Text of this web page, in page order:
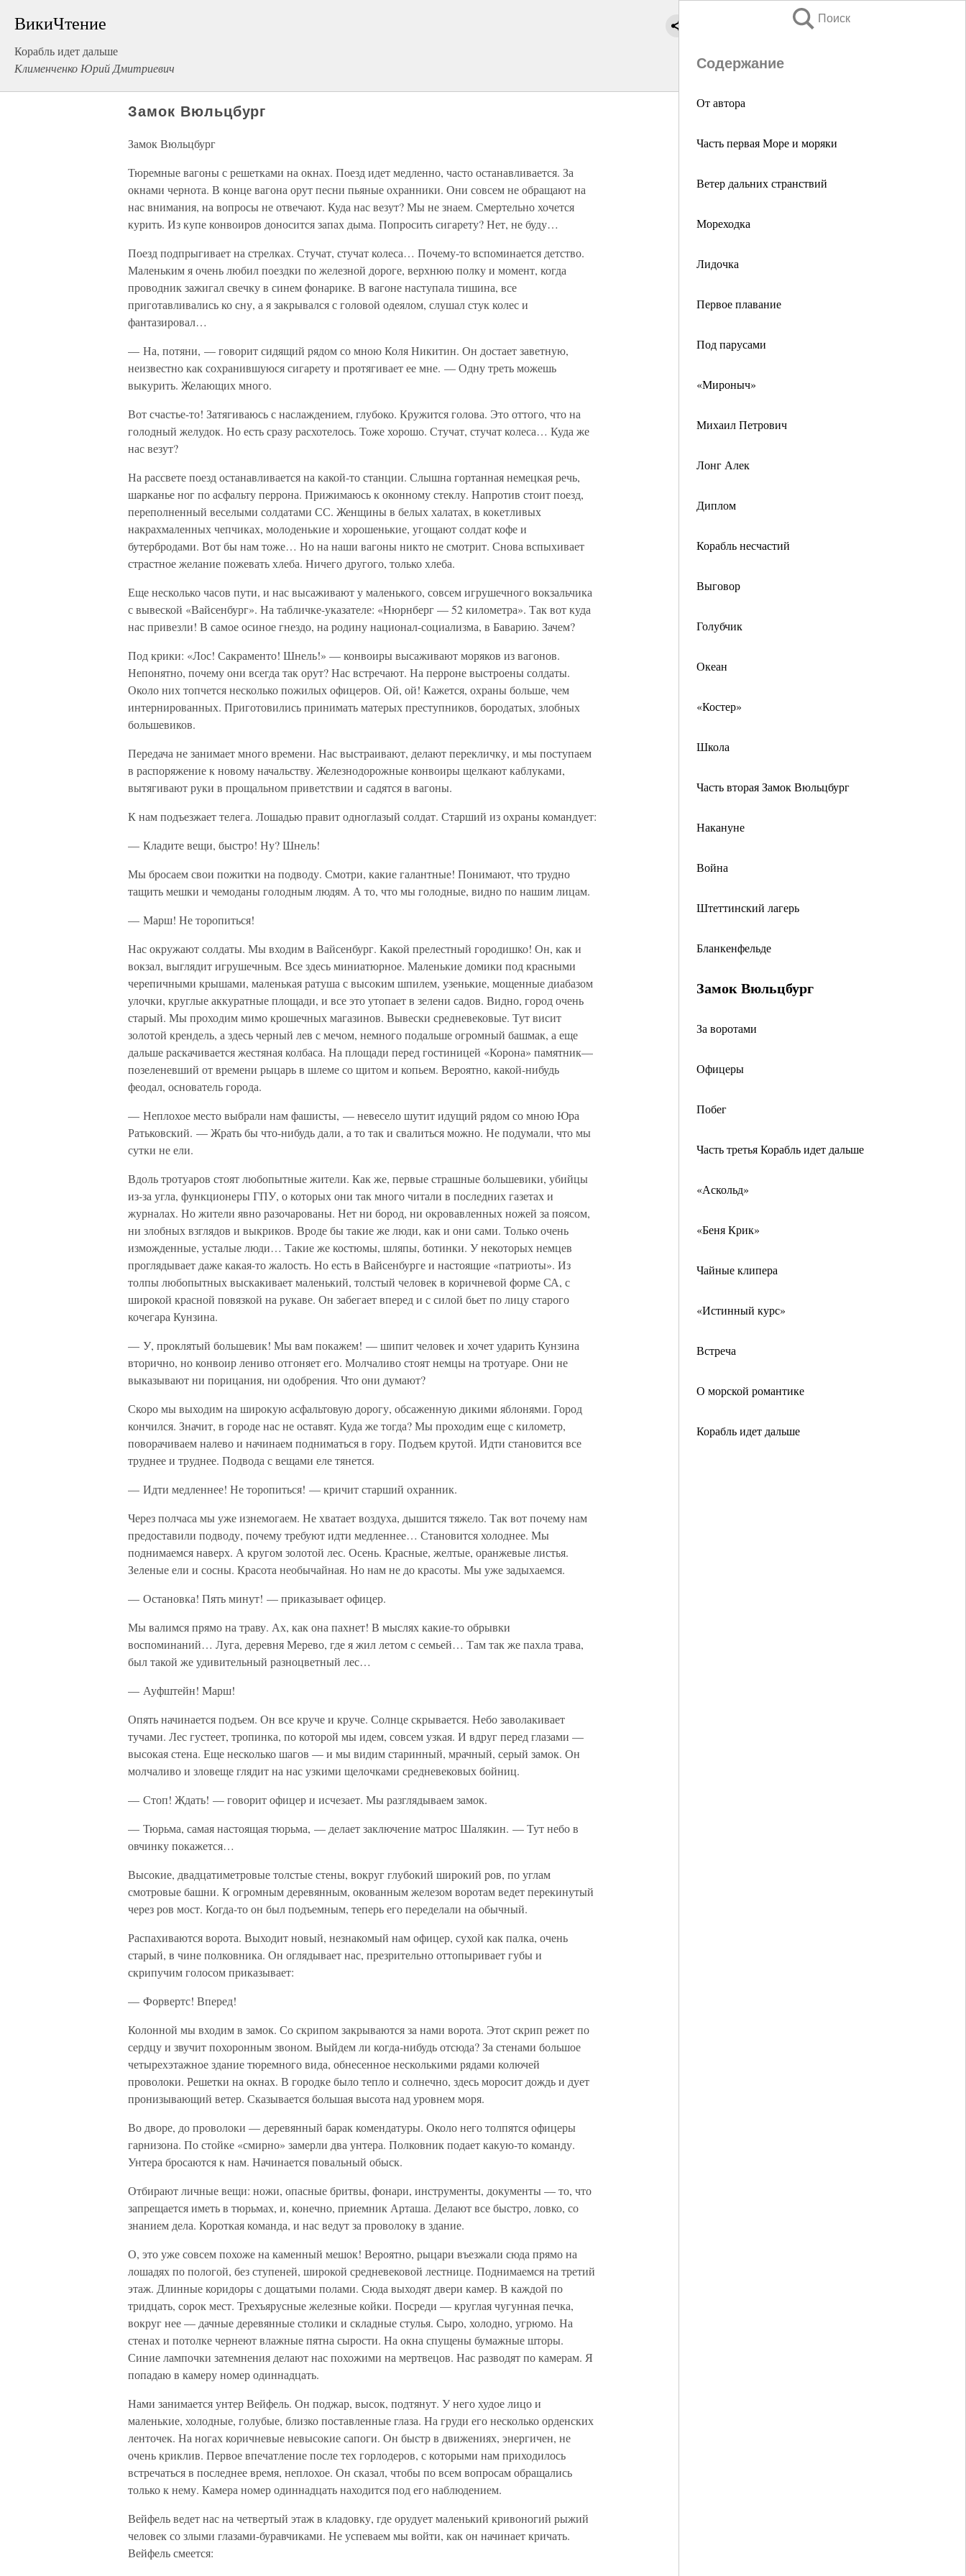
ВикиЧтение
Корабль идет дальше
Клименченко Юрий Дмитриевич
Поиск
Содержание
От автора
Часть первая Море и моряки
Ветер дальних странствий
Мореходка
Лидочка
Первое плавание
Под парусами
«Мироныч»
Михаил Петрович
Лонг Алек
Диплом
Корабль несчастий
Выговор
Голубчик
Океан
«Костер»
Школа
Часть вторая Замок Вюльцбург
Накануне
Война
Штеттинский лагерь
Бланкенфельде
Замок Вюльцбург
За воротами
Офицеры
Побег
Часть третья Корабль идет дальше
«Аскольд»
«Беня Крик»
Чайные клипера
«Истинный курс»
Встреча
О морской романтике
Корабль идет дальше
Замок Вюльцбург
Замок Вюльцбург
Тюремные вагоны с решетками на окнах. Поезд идет медленно, часто останавливается. За
окнами чернота. В конце вагона орут песни пьяные охранники. Они совсем не обращают на
нас внимания, на вопросы не отвечают. Куда нас везут? Мы не знаем. Смертельно хочется
курить. Из купе конвоиров доносится запах дыма. Попросить сигарету? Нет, не буду…
Поезд подпрыгивает на стрелках. Стучат, стучат колеса… Почему-то вспоминается детство.
Маленьким я очень любил поездки по железной дороге, верхнюю полку и момент, когда
проводник зажигал свечку в синем фонарике. В вагоне наступала тишина, все
приготавливались ко сну, а я закрывался с головой одеялом, слушал стук колес и
фантазировал…
— На, потяни, — говорит сидящий рядом со мною Коля Никитин. Он достает заветную,
неизвестно как сохранившуюся сигарету и протягивает ее мне. — Одну треть можешь
выкурить. Желающих много.
Вот счастье-то! Затягиваюсь с наслаждением, глубоко. Кружится голова. Это оттого, что на
голодный желудок. Но есть сразу расхотелось. Тоже хорошо. Стучат, стучат колеса… Куда же
нас везут?
На рассвете поезд останавливается на какой-то станции. Слышна гортанная немецкая речь,
шарканье ног по асфальту перрона. Прижимаюсь к оконному стеклу. Напротив стоит поезд,
переполненный веселыми солдатами СС. Женщины в белых халатах, в кокетливых
накрахмаленных чепчиках, молоденькие и хорошенькие, угощают солдат кофе и
бутербродами. Вот бы нам тоже… Но на наши вагоны никто не смотрит. Снова вспыхивает
страстное желание пожевать хлеба. Ничего другого, только хлеба.
Еще несколько часов пути, и нас высаживают у маленького, совсем игрушечного вокзальчика
с вывеской «Вайсенбург». На табличке-указателе: «Нюрнберг — 52 километра». Так вот куда
нас привезли! В самое осиное гнездо, на родину национал-социализма, в Баварию. Зачем?
Под крики: «Лос! Сакраменто! Шнель!» — конвоиры высаживают моряков из вагонов.
Непонятно, почему они всегда так орут? Нас встречают. На перроне выстроены солдаты.
Около них топчется несколько пожилых офицеров. Ой, ой! Кажется, охраны больше, чем
интернированных. Приготовились принимать матерых преступников, бородатых, злобных
большевиков.
Передача не занимает много времени. Нас выстраивают, делают перекличку, и мы поступаем
в распоряжение к новому начальству. Железнодорожные конвоиры щелкают каблуками,
вытягивают руки в прощальном приветствии и садятся в вагоны.
К нам подъезжает телега. Лошадью правит одноглазый солдат. Старший из охраны командует:
— Кладите вещи, быстро! Ну? Шнель!
Мы бросаем свои пожитки на подводу. Смотри, какие галантные! Понимают, что трудно
тащить мешки и чемоданы голодным людям. А то, что мы голодные, видно по нашим лицам.
— Марш! Не торопиться!
Нас окружают солдаты. Мы входим в Вайсенбург. Какой прелестный городишко! Он, как и
вокзал, выглядит игрушечным. Все здесь миниатюрное. Маленькие домики под красными
черепичными крышами, маленькая ратуша с высоким шпилем, узенькие, мощенные диабазом
улочки, круглые аккуратные площади, и все это утопает в зелени садов. Видно, город очень
старый. Мы проходим мимо крошечных магазинов. Вывески средневековые. Тут висит
золотой крендель, а здесь черный лев с мечом, немного подальше огромный башмак, а еще
дальше раскачивается жестяная колбаса. На площади перед гостиницей «Корона» памятник—
позеленевший от времени рыцарь в шлеме со щитом и копьем. Вероятно, какой-нибудь
феодал, основатель города.
— Неплохое место выбрали нам фашисты, — невесело шутит идущий рядом со мною Юра
Ратьковский. — Жрать бы что-нибудь дали, а то так и свалиться можно. Не подумали, что мы
сутки не ели.
Вдоль тротуаров стоят любопытные жители. Как же, первые страшные большевики, убийцы
из-за угла, функционеры ГПУ, о которых они так много читали в последних газетах и
журналах. Но жители явно разочарованы. Нет ни бород, ни окровавленных ножей за поясом,
ни злобных взглядов и выкриков. Вроде бы такие же люди, как и они сами. Только очень
изможденные, усталые люди… Такие же костюмы, шляпы, ботинки. У некоторых немцев
проглядывает даже какая-то жалость. Но есть в Вайсенбурге и настоящие «патриоты». Из
толпы любопытных выскакивает маленький, толстый человек в коричневой форме СА, с
широкой красной повязкой на рукаве. Он забегает вперед и с силой бьет по лицу старого
кочегара Кунзина.
— У, проклятый большевик! Мы вам покажем! — шипит человек и хочет ударить Кунзина
вторично, но конвоир лениво отгоняет его. Молчаливо стоят немцы на тротуаре. Они не
выказывают ни порицания, ни одобрения. Что они думают?
Скоро мы выходим на широкую асфальтовую дорогу, обсаженную дикими яблонями. Город
кончился. Значит, в городе нас не оставят. Куда же тогда? Мы проходим еще с километр,
поворачиваем налево и начинаем подниматься в гору. Подъем крутой. Идти становится все
труднее и труднее. Подвода с вещами еле тянется.
— Идти медленнее! Не торопиться! — кричит старший охранник.
Через полчаса мы уже изнемогаем. Не хватает воздуха, дышится тяжело. Так вот почему нам
предоставили подводу, почему требуют идти медленнее… Становится холоднее. Мы
поднимаемся наверх. А кругом золотой лес. Осень. Красные, желтые, оранжевые листья.
Зеленые ели и сосны. Красота необычайная. Но нам не до красоты. Мы уже задыхаемся.
— Остановка! Пять минут! — приказывает офицер.
Мы валимся прямо на траву. Ах, как она пахнет! В мыслях какие-то обрывки
воспоминаний… Луга, деревня Мерево, где я жил летом с семьей… Там так же пахла трава,
был такой же удивительный разноцветный лес…
— Ауфштейн! Марш!
Опять начинается подъем. Он все круче и круче. Солнце скрывается. Небо заволакивает
тучами. Лес густеет, тропинка, по которой мы идем, совсем узкая. И вдруг перед глазами —
высокая стена. Еще несколько шагов — и мы видим старинный, мрачный, серый замок. Он
молчаливо и зловеще глядит на нас узкими щелочками средневековых бойниц.
— Стоп! Ждать! — говорит офицер и исчезает. Мы разглядываем замок.
— Тюрьма, самая настоящая тюрьма, — делает заключение матрос Шалякин. — Тут небо в
овчинку покажется…
Высокие, двадцатиметровые толстые стены, вокруг глубокий широкий ров, по углам
смотровые башни. К огромным деревянным, окованным железом воротам ведет перекинутый
через ров мост. Когда-то он был подъемным, теперь его переделали на обычный.
Распахиваются ворота. Выходит новый, незнакомый нам офицер, сухой как палка, очень
старый, в чине полковника. Он оглядывает нас, презрительно оттопыривает губы и
скрипучим голосом приказывает:
— Форвертс! Вперед!
Колонной мы входим в замок. Со скрипом закрываются за нами ворота. Этот скрип режет по
сердцу и звучит похоронным звоном. Выйдем ли когда-нибудь отсюда? За стенами большое
четырехэтажное здание тюремного вида, обнесенное несколькими рядами колючей
проволоки. Решетки на окнах. В городке было тепло и солнечно, здесь моросит дождь и дует
пронизывающий ветер. Сказывается большая высота над уровнем моря.
Во дворе, до проволоки — деревянный барак комендатуры. Около него толпятся офицеры
гарнизона. По стойке «смирно» замерли два унтера. Полковник подает какую-то команду.
Унтера бросаются к нам. Начинается повальный обыск.
Отбирают личные вещи: ножи, опасные бритвы, фонари, инструменты, документы — то, что
запрещается иметь в тюрьмах, и, конечно, приемник Арташа. Делают все быстро, ловко, со
знанием дела. Короткая команда, и нас ведут за проволоку в здание.
О, это уже совсем похоже на каменный мешок! Вероятно, рыцари въезжали сюда прямо на
лошадях по пологой, без ступеней, широкой средневековой лестнице. Поднимаемся на третий
этаж. Длинные коридоры с дощатыми полами. Сюда выходят двери камер. В каждой по
тридцать, сорок мест. Трехъярусные железные койки. Посреди — круглая чугунная печка,
вокруг нее — дачные деревянные столики и складные стулья. Сыро, холодно, угрюмо. На
стенах и потолке чернеют влажные пятна сырости. На окна спущены бумажные шторы.
Синие лампочки затемнения делают нас похожими на мертвецов. Нас разводят по камерам. Я
попадаю в камеру номер одиннадцать.
Нами занимается унтер Вейфель. Он поджар, высок, подтянут. У него худое лицо и
маленькие, холодные, голубые, близко поставленные глаза. На груди его несколько орденских
ленточек. На ногах коричневые невысокие сапоги. Он быстр в движениях, энергичен, не
очень криклив. Первое впечатление после тех горлодеров, с которыми нам приходилось
встречаться в последнее время, неплохое. Он сказал, чтобы по всем вопросам обращались
только к нему. Камера номер одиннадцать находится под его наблюдением.
Вейфель ведет нас на четвертый этаж в кладовку, где орудует маленький кривоногий рыжий
человек со злыми глазами-буравчиками. Не успеваем мы войти, как он начинает кричать.
Вейфель смеется: